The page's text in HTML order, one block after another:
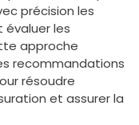
précision les
évaluer les
approche
recommandations
résoudre
et assurer la